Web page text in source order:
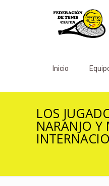
Inicio
LOS
NARANJO